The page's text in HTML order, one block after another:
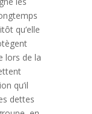
qu’elle
lors de la
qu’il
dettes